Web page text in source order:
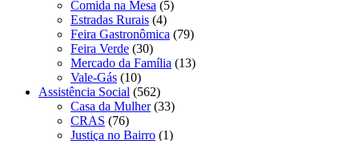
Comida na Mesa (5)
Estradas Rurais (4)
Feira Gastronômica (79)
Feira Verde (30)
Mercado da Família (13)
Vale-Gás (10)
Assistência Social (562)
Casa da Mulher(33)
CRAS (76)
Justiça no Bairro (1)